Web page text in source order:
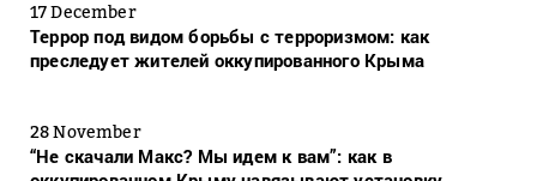
17 December
Террор под видом борьбы с терроризмом: как
преследует жителей оккупированного Крыма
28 November
“Не скачали Макс? Мы идем к вам”: как в